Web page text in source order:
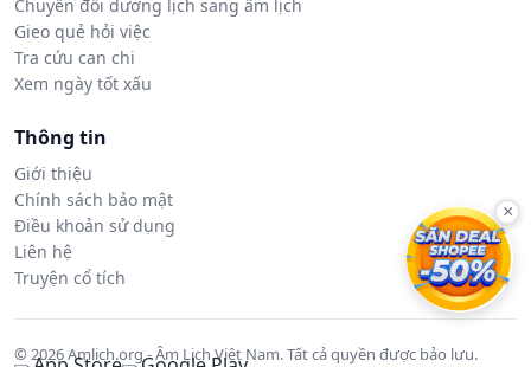
Chuyển đổi dương lịch sang âm lịch
Gieo quẻ hỏi việc
Tra cứu can chi
Xem ngày tốt xấu
Thông tin
Giới thiệu
Chính sách bảo mật
Điều khoản sử dụng
Liên hệ
Truyện cổ tích
© 2026 Amlich.org - Âm Lịch Việt Nam. Tất cả quyền được bảo lưu.
×